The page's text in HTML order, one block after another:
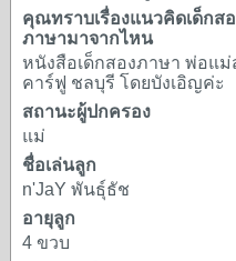
คุณทราบเรื่องแนวคิดเด็กส
ภาษามาจากไหน
หนังสือเด็กสองภาษา พ่อแม่
คาร์ฟู ชลบุรี โดยบังเอิญค่ะ
สถานะผู้ปกครอง
แม่
ชื่อเล่นลูก
n'JaY พันธุ์ธัช
อายุลูก
4 ขวบ